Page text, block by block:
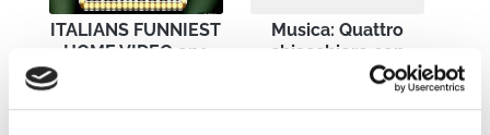
ITALIANS FUNNIEST
HOME VIDEO ep1
Musica: Quattro
chiacchiere con